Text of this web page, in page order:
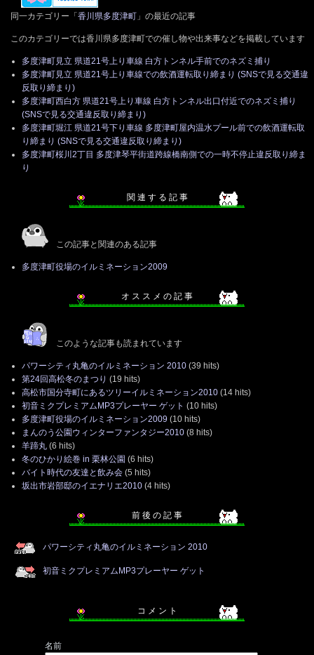
同一カテゴリー「香川県多度津町 」の最近の記事
このカテゴリーでは香川県多度津町での催し物や出来事などを掲載しています
多度津町見立 県道21号上り車線 白方トンネル手前でのネズミ捕り
多度津町見立 県道21号上り車線での飲酒運転取り締まり (SNSで見る交通違
反取り締まり)
多度津町西白方 県道21号上り車線 白方トンネル出口付近でのネズミ捕り
(SNSで見る交通違反取り締まり)
多度津町堀江 県道21号下り車線 多度津町屋内温水プール前での飲酒運転取
り締まり (SNSで見る交通違反取り締まり)
多度津町桜川2丁目 多度津琴平街道跨線橋南側での一時不停止違反取り締ま
り
関 連 す る 記 事
この記事と関連のある記事
多度津町役場のイルミネーション2009
オ ス ス メ の 記 事
このような記事も読まれています
パワーシティ丸亀のイルミネーション 2010 (39 hits)
第24回高松冬のまつり (19 hits)
高松市国分寺町にあるツリーイルミネーション2010 (14 hits)
初音ミクプレミアムMP3プレーヤー ゲット (10 hits)
多度津町役場のイルミネーション2009 (10 hits)
まんのう公園ウィンターファンタジー2010 (8 hits)
羊蹄丸 (6 hits)
冬のひかり絵巻 in 栗林公園 (6 hits)
バイト時代の友達と飲み会 (5 hits)
坂出市岩部邸のイエナリエ2010 (4 hits)
前 後 の 記 事
パワーシティ丸亀のイルミネーション 2010
初音ミクプレミアムMP3プレーヤー ゲット
コ メ ン ト
名前